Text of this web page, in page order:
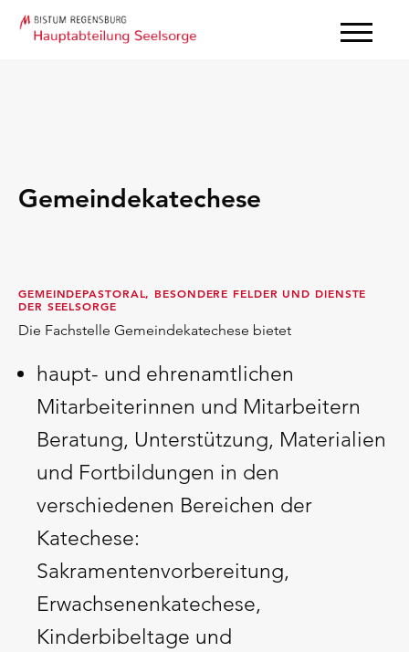
Gemeindekatechese
GEMEINDEPASTORAL, BESONDERE FELDER UND DIENSTE
DER SEELSORGE
Die Fachstelle Gemeindekatechese bietet
haupt- und ehrenamtlichen
Mitarbeiterinnen und Mitarbeitern
Beratung, Unterstützung, Materialien
und Fortbildungen in den
verschiedenen Bereichen der
Katechese:
Sakramentenvorbereitung,
Erwachsenenkatechese,
Kinderbibeltage und